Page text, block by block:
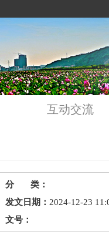
互动交流
分 类：
发文日期： 2024-12-23
文号：